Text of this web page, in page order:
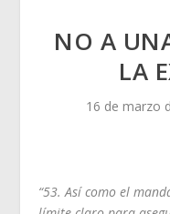
NO A
LA
16 de marzo
“53. Así como el